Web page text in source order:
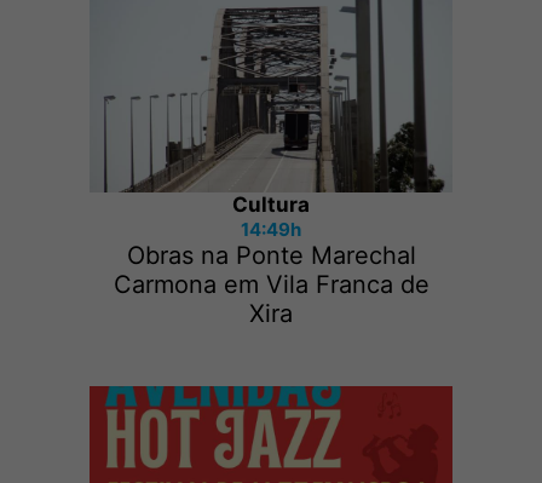
Cultura
14:49h
Obras na Ponte Marechal
Carmona em Vila Franca de
Xira